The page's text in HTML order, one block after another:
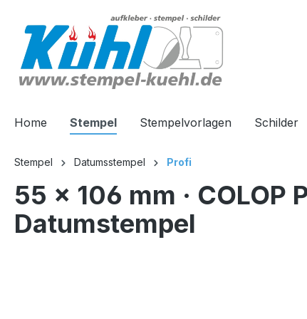
Zur Hauptnavigation springen
Home Stempel Stempelvorlagen Schilder
Stempel Datumsstempel Profi
55 x 106 mm ·
Datumstempel